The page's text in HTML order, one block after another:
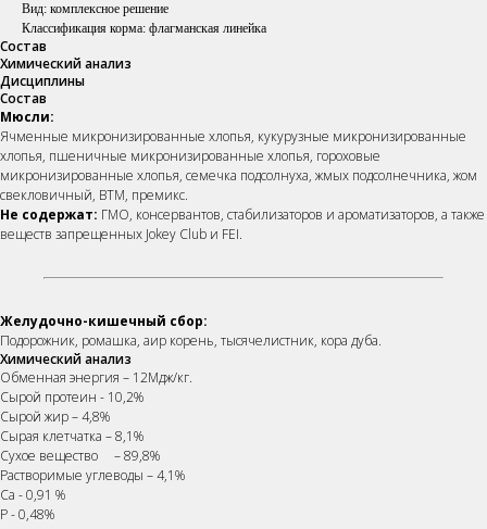
Вид: комплексное решение
Классификация корма: флагманская линейка
Состав
Химический анализ
Дисциплины
Состав
Мюсли:
Ячменные микронизированные хлопья, кукурузные микронизированные
хлопья, пшеничные микронизированные хлопья, гороховые
микронизированные хлопья, семечка подсолнуха, жмых подсолнечника, жом
свекловичный, ВТМ, премикс.
Не содержат: ГМО, консервантов, стабилизаторов и ароматизаторов, а также
веществ запрещенных Jokey Club и FEI.
Желудочно-кишечный сбор:
Подорожник, ромашка, аир корень, тысячелистник, кора дуба.
Химический анализ
Обменная энергия – 12Мдж/кг.
Сырой протеин - 10,2%
Сырой жир – 4,8%
Сырая клетчатка – 8,1%
Сухое вещество – 89,8%
Растворимые углеводы – 4,1%
Са - 0,91 %
Р - 0,48%